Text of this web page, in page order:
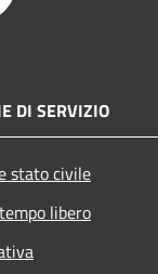
DI SERVIZIO
stato civile
libero